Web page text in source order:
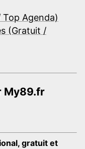
Agenda)
(Gratuit /
My89.fr
gratuit et